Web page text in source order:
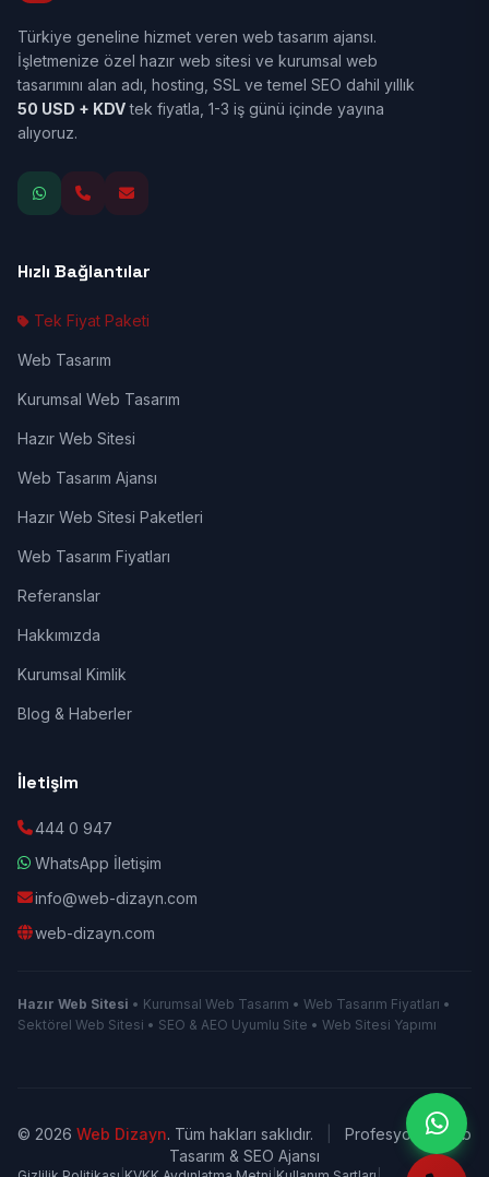
Türkiye geneline hizmet veren web tasarım ajansı.
İşletmenize özel hazır web sitesi ve kurumsal web
tasarımını alan adı, hosting, SSL ve temel SEO dahil yıllık
50 USD + KDVtek fiyatla, 1-3 iş günü içinde yayına
alıyoruz.
Hızlı Bağlantılar
Tek Fiyat Paketi
Web Tasarım
Kurumsal Web Tasarım
Hazır Web Sitesi
Web Tasarım Ajansı
Hazır Web Sitesi Paketleri
Web Tasarım Fiyatları
Referanslar
Hakkımızda
Kurumsal Kimlik
Blog & Haberler
İletişim
444 0 947
WhatsApp İletişim
info@web-dizayn.com
web-dizayn.com
Hazır Web Sitesi • Kurumsal Web Tasarım • Web Tasarım Fiyatları •
Sektörel Web Sitesi • SEO & AEO Uyumlu Site • Web Sitesi Yapımı
© 2026 Web Dizayn. Tüm hakları saklıdır.
Profesyonel Web
Tasarım & SEO Ajansı